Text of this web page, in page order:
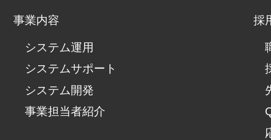
事業内容
システム運用
システムサポート
システム開発
事業担当者紹介
採